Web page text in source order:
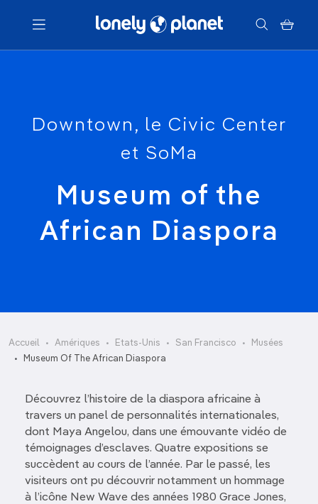
Menu
Votre recherche
Downtown, le Civic Center
et SoMa
Museum of the
African Diaspora
Accueil Amériques Etats-Unis San Francisco
Musées
Museum Of The African Diaspora
Découvrez l’histoire de la diaspora africaine à
travers un panel de personnalités internationales,
dont Maya Angelou, dans une émouvante vidéo de
témoignages d’esclaves. Quatre expositions se
succèdent au cours de l’année. Par le passé, les
visiteurs ont pu découvrir notamment un hommage
à l’icône New Wave des années 1980 Grace Jones,